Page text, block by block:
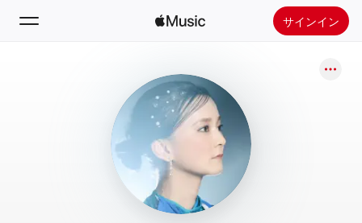
サインイン
新着おすすめ
Apple Musicをインストール